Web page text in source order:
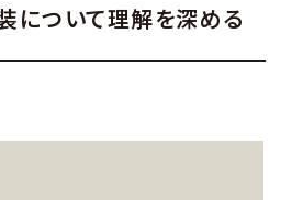
について理解を深める